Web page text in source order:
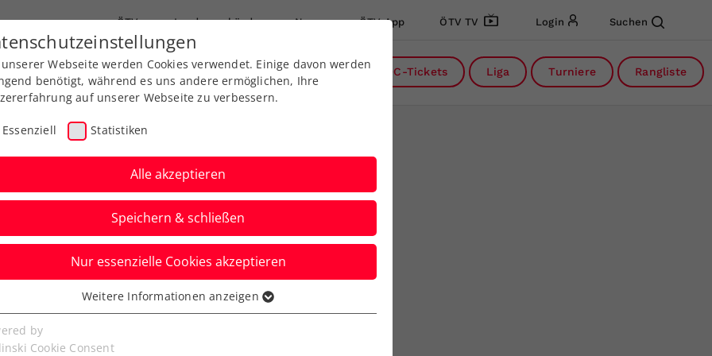
ÖTV Landesverbände News ÖTV App ÖTV TV Login Suchen
Ausbildung Services Über uns DC-Tickets Liga Turniere Rangliste
Ofner ohne
den US Open
Webseite werden Cookies verwendet. Einige davon werden
benötigt, während es uns andere ermöglichen, Ihre
auf unserer Webseite zu verbessern.
Essenziell Statistiken
Alle akzeptieren
Speichern & schließen
Nur essenzielle Cookies akzeptieren
Cookies werden für grundlegende Funktionen der
benötigt. Dadurch ist gewährleistet, dass die Webseite
Weitere Informationen anzeigen
by
Cookie Consent